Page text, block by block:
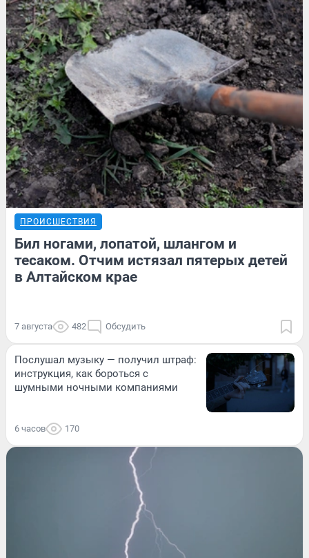
ПРОИСШЕСТВИЯ
Бил ногами, лопатой, шлангом и
тесаком. Отчим истязал пятерых детей
в Алтайском крае
7 августа 482 Обсудить
Послушал музыку — получил штраф:
инструкция, как бороться с
шумными ночными компаниями
6 часов 170